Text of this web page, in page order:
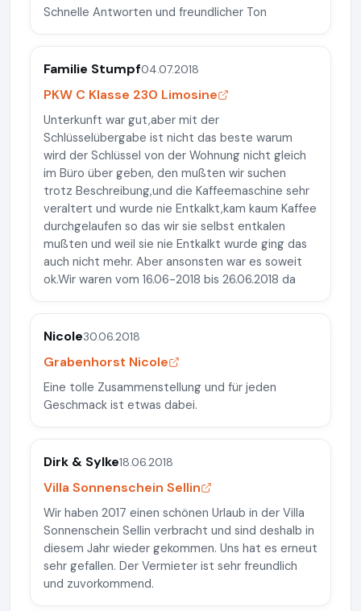
Schnelle Antworten und freundlicher Ton
Familie Stumpf04.07.2018
PKW C Klasse 230 Limosine
Unterkunft war gut,aber mit der
Schlüsselübergabe ist nicht das beste warum
wird der Schlüssel von der Wohnung nicht gleich
im Büro über geben, den mußten wir suchen
trotz Beschreibung,und die Kaffeemaschine sehr
veraltert und wurde nie Entkalkt,kam kaum Kaffee
durchgelaufen so das wir sie selbst entkalen
mußten und weil sie nie Entkalkt wurde ging das
auch nicht mehr. Aber ansonsten war es soweit
ok.Wir waren vom 16.06-2018 bis 26.06.2018 da
Nicole30.06.2018
Grabenhorst Nicole
Eine tolle Zusammenstellung und für jeden
Geschmack ist etwas dabei.
Dirk & Sylke18.06.2018
Villa Sonnenschein Sellin
Wir haben 2017 einen schönen Urlaub in der Villa
Sonnenschein Sellin verbracht und sind deshalb in
diesem Jahr wieder gekommen. Uns hat es erneut
sehr gefallen. Der Vermieter ist sehr freundlich
und zuvorkommend.